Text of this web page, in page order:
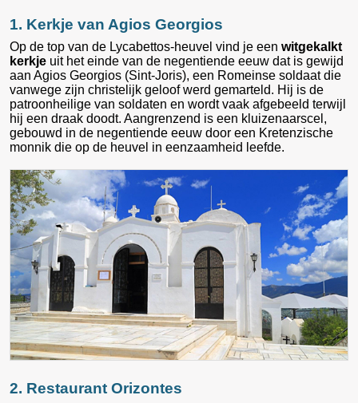
1. Kerkje van Agios Georgios
Op de top van de Lycabettos-heuvel vind je een witgekalkt
kerkje uit het einde van de negentiende eeuw dat is gewijd
aan Agios Georgios (Sint-Joris), een Romeinse soldaat die
vanwege zijn christelijk geloof werd gemarteld. Hij is de
patroonheilige van soldaten en wordt vaak afgebeeld terwijl
hij een draak doodt. Aangrenzend is een kluizenaarscel,
gebouwd in de negentiende eeuw door een Kretenzische
monnik die op de heuvel in eenzaamheid leefde.
2. Restaurant Orizontes